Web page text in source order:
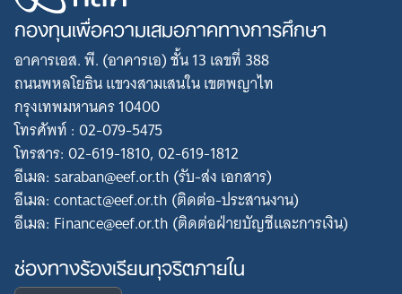
กองทุนเพื่อความเสมอภาคทางการศึกษา
อาคารเอส. พี. (อาคารเอ) ชั้น 13 เลขที่ 388
ถนนพหลโยธิน แขวงสามเสนใน เขตพญาไท
กรุงเทพมหานคร 10400
โทรศัพท์ : 02-079-5475
โทรสาร: 02-619-1810, 02-619-1812
อีเมล: saraban@eef.or.th (รับ-ส่ง เอกสาร)
อีเมล: contact@eef.or.th (ติดต่อ-ประสานงาน)
อีเมล: Finance@eef.or.th (ติดต่อฝ่ายบัญชีและการเงิน)
ช่องทางร้องเรียนทุจริตภายใน